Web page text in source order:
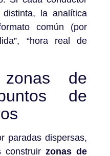
la analítica
común (por
“hora real de
de
de
paradas dispersas,
construirzonas de